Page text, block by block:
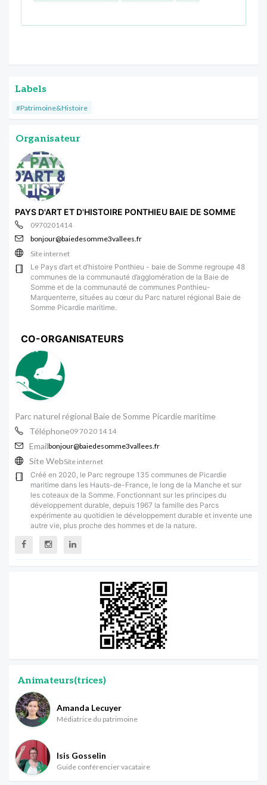
Labels
#Patrimoine&Histoire
Organisateur
PAYS D'ART ET D'HISTOIRE PONTHIEU BAIE DE SOMME
0970201414
bonjour@baiedesomme3vallees.fr
Site internet
Le Pays d’art et d’histoire Ponthieu - baie de Somme regroupe 48
communes de la communauté d’agglomération de la Baie de
Somme et de la communauté de communes Ponthieu-
Marquenterre, situées au cœur du Parc naturel régional Baie de
Somme Picardie maritime.
CO-ORGANISATEURS
Parc naturel régional Baie de Somme Picardie maritime
Téléphone09 70 20 14 14
Emailbonjour@baiedesomme3vallees.fr
Site WebSite internet
Créé en 2020, le Parc regroupe 135 communes de Picardie
maritime dans les Hauts-de-France, le long de la Manche et sur
les coteaux de la Somme. Fonctionnant sur les principes du
développement durable, depuis 1967 la famille des Parcs
expérimente au quotidien le développement durable et invente une
autre vie, plus proche des hommes et de la nature.
Animateurs(trices)
Amanda Lecuyer
Médiatrice du patrimoine
Isis Gosselin
Guide conférencier vacataire